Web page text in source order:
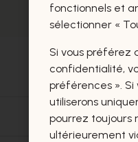
fonctionnels et
sélectionner «
Si vous préférez
confidentialité,
préférences ». Si
utiliserons
pourrez toujours
ultérieurement